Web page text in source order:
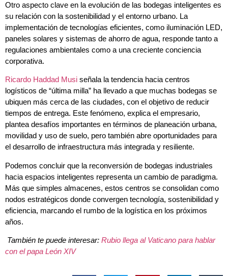
Otro aspecto clave en la evolución de las bodegas inteligentes es
su relación con la sostenibilidad y el entorno urbano. La
implementación de tecnologías eficientes, como iluminación LED,
paneles solares y sistemas de ahorro de agua, responde tanto a
regulaciones ambientales como a una creciente conciencia
corporativa.
Ricardo Haddad Musi señala la tendencia hacia centros
logísticos de “última milla” ha llevado a que muchas bodegas se
ubiquen más cerca de las ciudades, con el objetivo de reducir
tiempos de entrega. Este fenómeno, explica el empresario,
plantea desafíos importantes en términos de planeación urbana,
movilidad y uso de suelo, pero también abre oportunidades para
el desarrollo de infraestructura más integrada y resiliente.
Podemos concluir que la reconversión de bodegas industriales
hacia espacios inteligentes representa un cambio de paradigma.
Más que simples almacenes, estos centros se consolidan como
nodos estratégicos donde convergen tecnología, sostenibilidad y
eficiencia, marcando el rumbo de la logística en los próximos
años.
También te puede interesar: Rubio llega al Vaticano para hablar
con el papa León XIV